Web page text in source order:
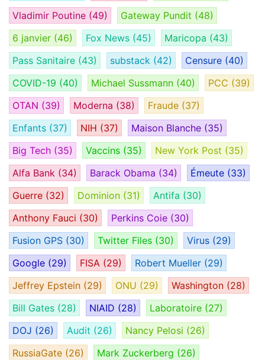
Vladimir Poutine (49) Gateway Pundit (48)
6 janvier (46) Fox News (45) Maricopa (43)
Pass Sanitaire (43) substack (42) Censure (40)
COVID-19 (40) Michael Sussmann (40) PCC (39)
OTAN (39) Moderna (38) Fraude (37)
Enfants (37) NIH (37) Maison Blanche (35)
Big Tech (35) Vaccins (35) New York Post (35)
Alfa Bank (34) Barack Obama (34) Émeute (33)
Guerre (32) Dominion (31) Antifa (30)
Anthony Fauci (30) Perkins Coie (30)
Fusion GPS (30) Twitter Files (30) Virus (29)
Google (29) FISA (29) Robert Mueller (29)
Jeffrey Epstein (29) ONU (29) Washington (28)
Bill Gates (28) NIAID (28) Laboratoire (27)
DOJ (26) Audit (26) Nancy Pelosi (26)
RussiaGate (26) Mark Zuckerberg (26)